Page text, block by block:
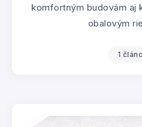
komfortným budovám aj
obalovým
1